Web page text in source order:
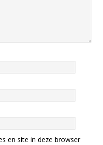
en site in deze browser